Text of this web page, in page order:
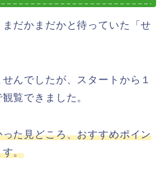
だかまだかと待っていた「せ
んでしたが、スタートから１
覧できました。
た見どころ、おすすめポイン
す。